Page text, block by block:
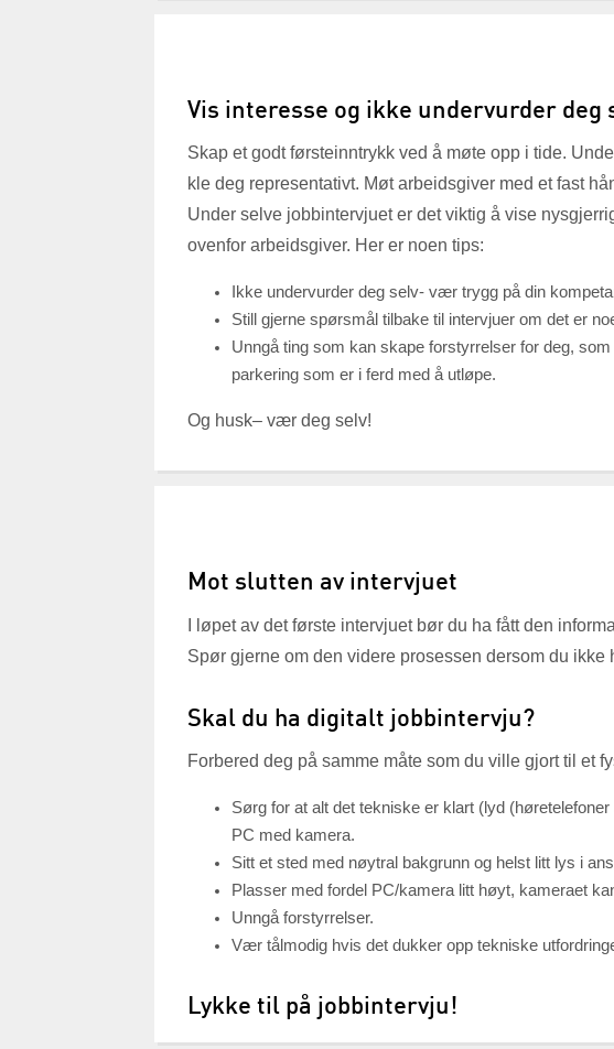
Vis interesse og ikke undervurder deg
Skap et godt førsteinntrykk ved å møte opp i tide.
kle deg representativt. Møt arbeidsgiver med et fast
Under selve jobbintervjuet er det viktig å vise
ovenfor arbeidsgiver. Her er noen tips:
Ikke undervurder deg selv- vær trygg på din
Still gjerne spørsmål tilbake til intervjuer om det er
Unngå ting som kan skape forstyrrelser for deg,
parkering som er i ferd med å utløpe.
Og husk– vær deg selv!
Mot slutten av intervjuet
I løpet av det første intervjuet bør du ha fått den
Spør gjerne om den videre prosessen dersom du
Skal du ha digitalt jobbintervju?
Forbered deg på samme måte som du ville gjort til et
Sørg for at alt det tekniske er klart (lyd
PC med kamera.
Sitt et sted med nøytral bakgrunn og helst litt lys i
Plasser med fordel PC/kamera litt høyt, kameraet
Unngå forstyrrelser.
Vær tålmodig hvis det dukker opp tekniske
Lykke til på jobbintervju!